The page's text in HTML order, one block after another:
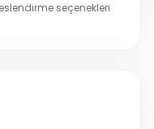
seçenekleri